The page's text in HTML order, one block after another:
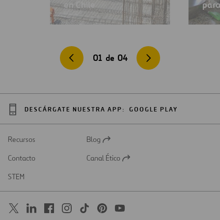
en Chile
01 de 04
DESCÁRGATE NUESTRA APP: GOOGLE PLAY
Recursos
Abrir
una
Blog
Contacto
Abrir
Canal Ético
STEM